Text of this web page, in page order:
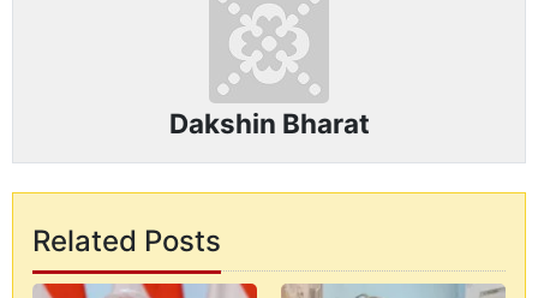
Dakshin Bharat
Related Posts